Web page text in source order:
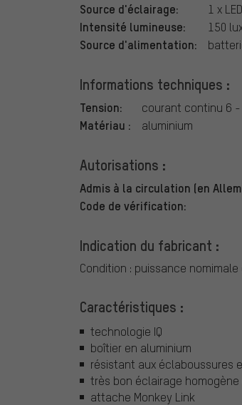
Source d'éclairage: 1 x LED
Intensité lumineuse: 150
Source d'alimentation:
Informations techniques :
Tension: courant continu 6 -
Matériau : aluminium
Autorisations :
Admis à la circulation (en
Code de vérification:
Indication du fabricant :
Condition : puissance
Caractéristiques :
technologie IQ
boîtier en aluminium
résistant aux éclaboussures
très bon éclairage
attache Monkey Link